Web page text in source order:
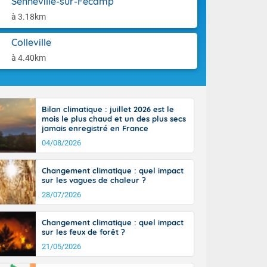
à 3.18km
Colleville
à 4.40km
l'après-
14
il fait
30 à 35
Bilan climatique : juillet 2026 est le
mois le plus chaud et un des plus secs
jamais enregistré en France
04/08/2026
Changement climatique : quel impact
sur les vagues de chaleur ?
28/07/2026
Changement climatique : quel impact
sur les feux de forêt ?
21/05/2026